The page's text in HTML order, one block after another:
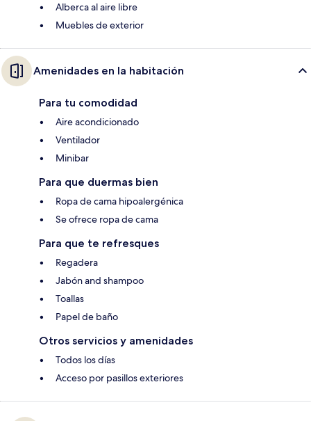
Alberca al aire libre
Muebles de exterior
Amenidades en la habitación
Para tu comodidad
Aire acondicionado
Ventilador
Minibar
Para que duermas bien
Ropa de cama hipoalergénica
Se ofrece ropa de cama
Para que te refresques
Regadera
Jabón and shampoo
Toallas
Papel de baño
Otros servicios y amenidades
Todos los días
Acceso por pasillos exteriores